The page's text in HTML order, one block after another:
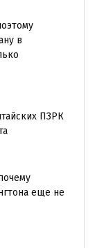
в
ПЗРК
еще не